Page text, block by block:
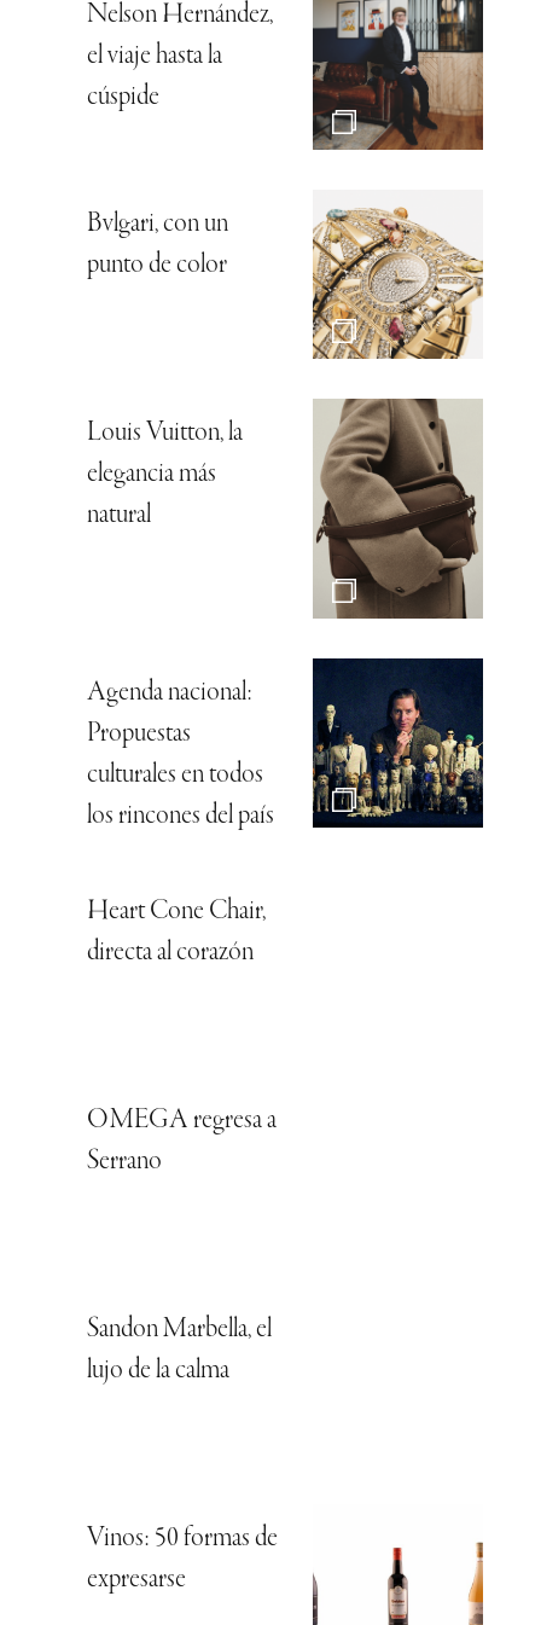
Nelson Hernández,
el viaje hasta la
cúspide
Bvlgari, con un
punto de color
Louis Vuitton, la
elegancia más
natural
Agenda nacional:
Propuestas
culturales en todos
los rincones del país
Heart Cone Chair,
directa al corazón
OMEGA regresa a
Serrano
Sandon Marbella, el
lujo de la calma
Vinos: 50 formas de
expresarse